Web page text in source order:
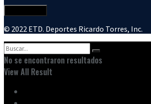
© 2022 ETD. Deportes Ricardo Torres, Inc.
No se encontraron resultados
View All Result